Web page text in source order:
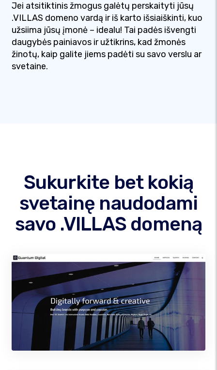
Jei atsitiktinis žmogus galėtų perskaityti jūsų
.VILLAS domeno vardą ir iš karto išsiaiškinti, kuo
užsiima jūsų įmonė – idealu! Tai padės išvengti
daugybės painiavos ir užtikrins, kad žmonės
žinotų, kaip galite jiems padėti su savo verslu ar
svetaine.
Sukurkite bet kokią
svetainę naudodami
savo .VILLAS domeną